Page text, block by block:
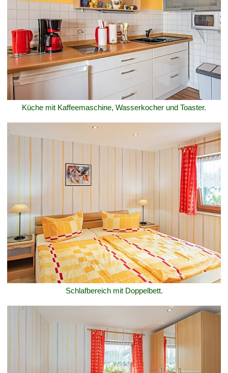
Küche mit Kaffeemaschine, Wasserkocher und Toaster.
Schlafbereich mit Doppelbett.